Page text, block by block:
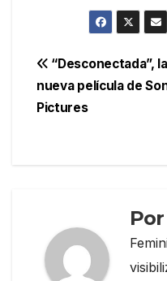
Navegación
de
“Desconectada”, la
nueva película de
Pictures